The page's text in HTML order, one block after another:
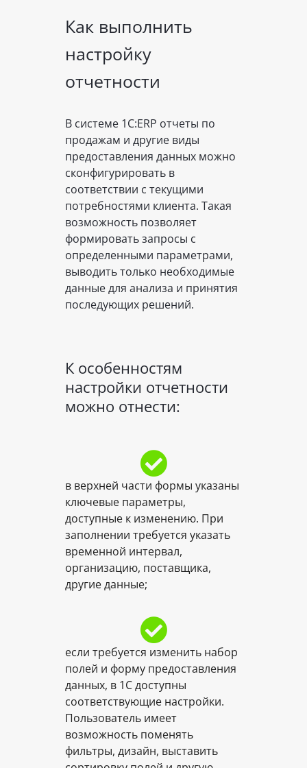
Как выполнить
настройку
отчетности
В системе 1С:ERP отчеты по
продажам и другие виды
предоставления данных можно
сконфигурировать в
соответствии с текущими
потребностями клиента. Такая
возможность позволяет
формировать запросы с
определенными параметрами,
выводить только необходимые
данные для анализа и принятия
последующих решений.
К особенностям
настройки отчетности
можно отнести:
в верхней части формы указаны
ключевые параметры,
доступные к изменению. При
заполнении требуется указать
временной интервал,
организацию, поставщика,
другие данные;
если требуется изменить набор
полей и форму предоставления
данных, в 1С доступны
соответствующие настройки.
Пользователь имеет
возможность поменять
фильтры, дизайн, выставить